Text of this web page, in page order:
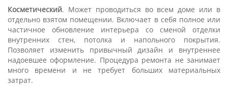
Косметический. Может проводиться во всем доме или в
отдельно взятом помещении. Включает в себя полное или
частичное обновление интерьера со сменой отделки
внутренних стен, потолка и напольного покрытия.
Позволяет изменить привычный дизайн и внутреннее
надоевшее оформление. Процедура ремонта не занимает
много времени и не требует больших материальных
затрат.